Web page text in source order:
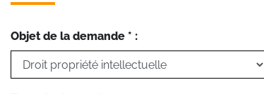
Objet de la demande * :